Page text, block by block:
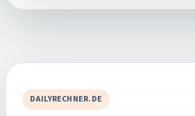
DAILYRECHNER.DE